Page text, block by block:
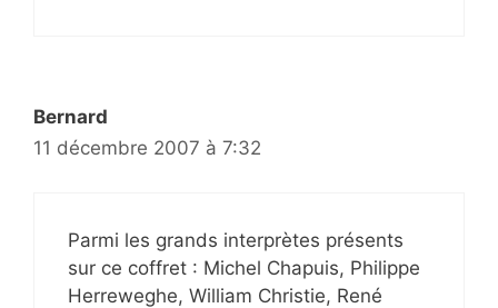
Bernard
11 décembre 2007 à 7:32
Parmi les grands interprètes présents
sur ce coffret : Michel Chapuis, Philippe
Herreweghe, William Christie, René